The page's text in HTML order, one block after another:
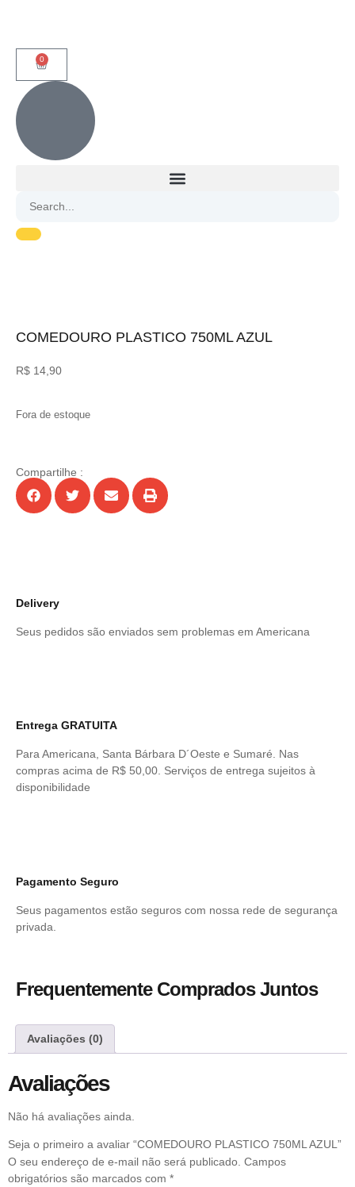
0
COMEDOURO PLASTICO 750ML AZUL
R$ 14,90
Fora de estoque
Compartilhe :
Delivery
Seus pedidos são enviados sem problemas em Americana
Entrega GRATUITA
Para Americana, Santa Bárbara D´Oeste e Sumaré. Nas
compras acima de R$ 50,00. Serviços de entrega sujeitos à
disponibilidade
Pagamento Seguro
Seus pagamentos estão seguros com nossa rede de segurança
privada.
Frequentemente Comprados Juntos
Avaliações (0)
Avaliações
Não há avaliações ainda.
Seja o primeiro a avaliar “COMEDOURO PLASTICO 750ML AZUL”
O seu endereço de e-mail não será publicado. Campos
obrigatórios são marcados com *